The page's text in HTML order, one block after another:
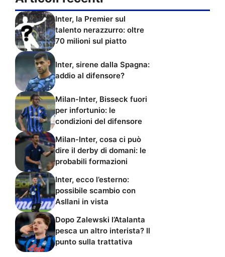
Inter, la Premier sul
talento nerazzurro: oltre
70 milioni sul piatto
Inter, sirene dalla Spagna:
addio al difensore?
Milan-Inter, Bisseck fuori
per infortunio: le
condizioni del difensore
Milan-Inter, cosa ci può
dire il derby di domani: le
probabili formazioni
Inter, ecco l’esterno:
possibile scambio con
Asllani in vista
Dopo Zalewski l’Atalanta
pesca un altro interista? Il
punto sulla trattativa